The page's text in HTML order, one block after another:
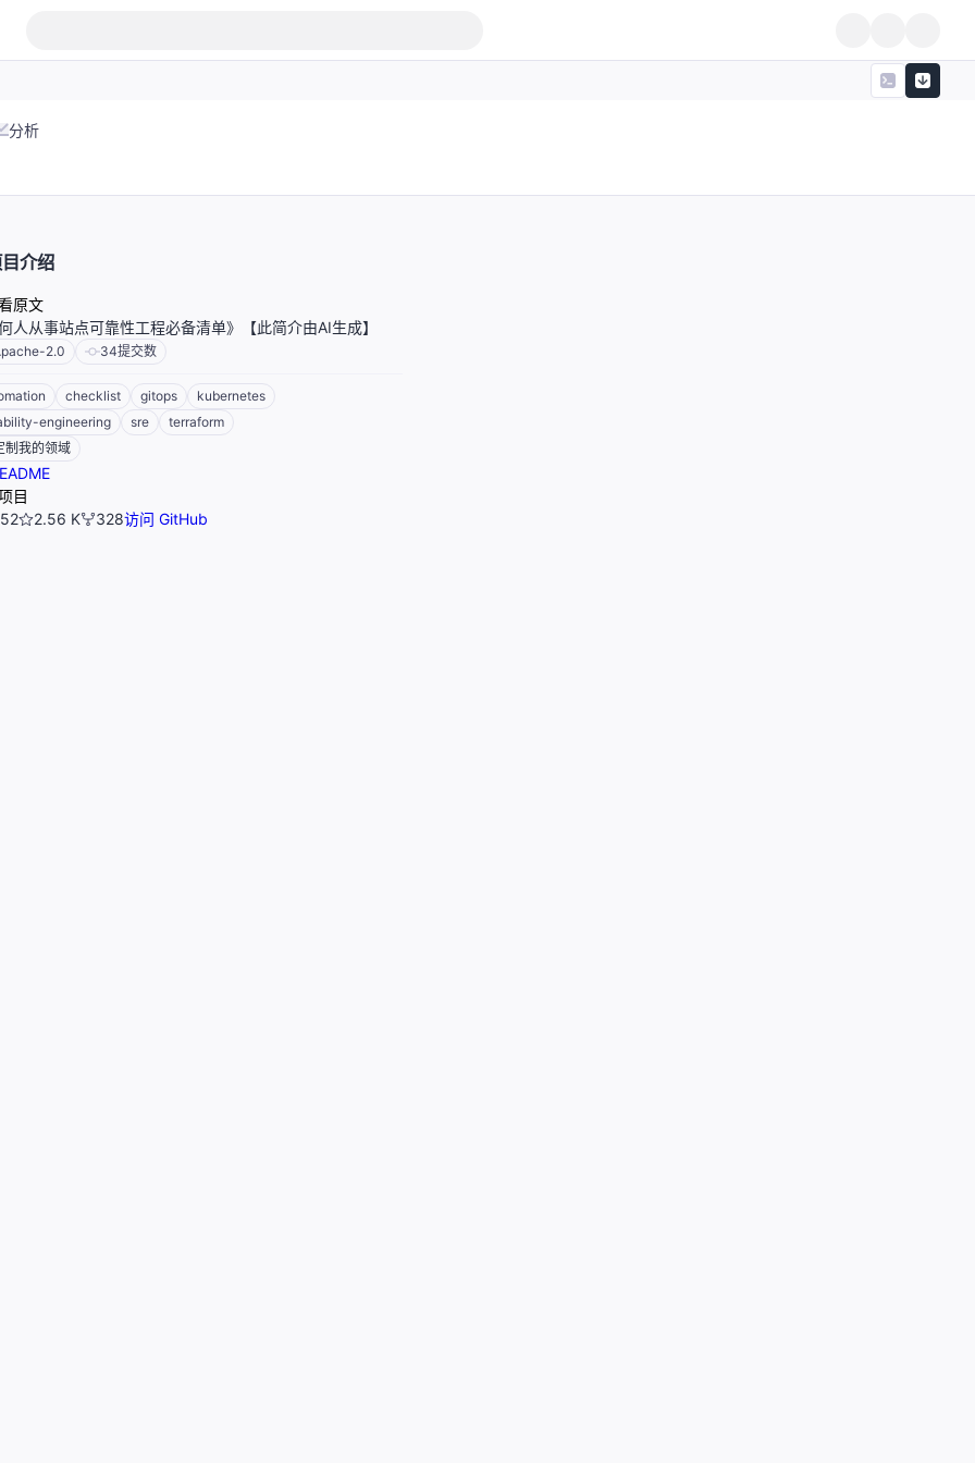
分析
介绍
原文
人从事站点可靠性工程必备清单》【此简介由AI生成】
2.0 34提交数
checklist gitops
kubernetes
engineering
sre
terraform
制我的领域
目
52
2.56 K 328访问 GitHub